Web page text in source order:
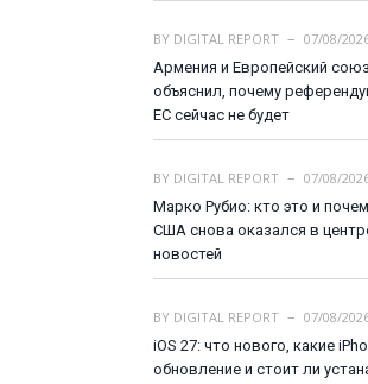
BY DIGITAL REPORT
07/08/
Армения и Европейский
объяснил, почему
ЕС сейчас не будет
BY DIGITAL REPORT
07/08/
Марко Рубио: кто это и
США снова оказался в
новостей
BY DIGITAL REPORT
07/08/
iOS 27: что нового, какие
обновление и стоит ли